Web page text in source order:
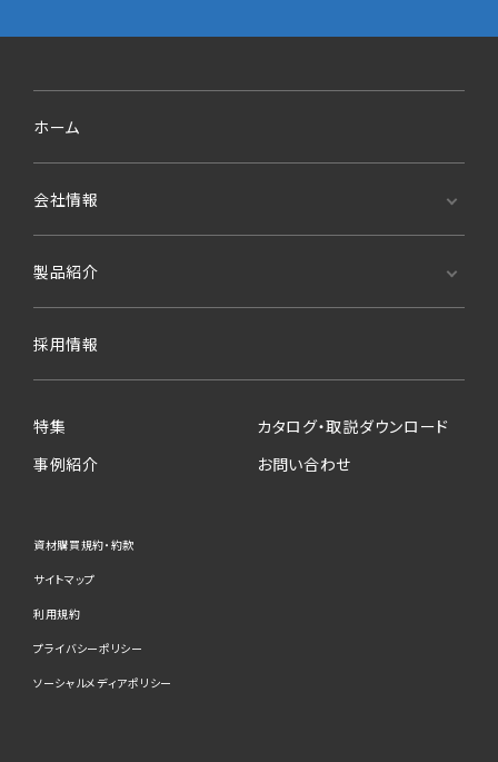
ホーム
会社情報
製品紹介
採用情報
特集
事例紹介
カタログ・取説ダウンロード
お問い合わせ
資材購買規約・約款
サイトマップ
利用規約
プライバシーポリシー
ソーシャルメディアポリシー